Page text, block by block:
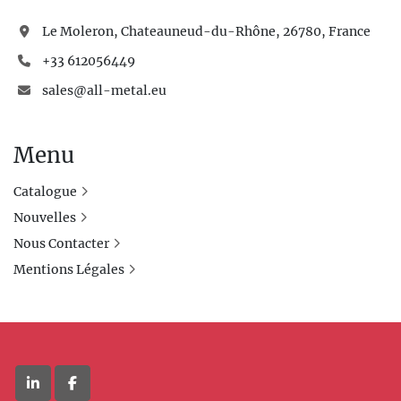
linkedinfacebook
Le Moleron, Chateauneud-du-Rhône, 26780, France
+33 612056449
sales@all-metal.eu
Menu
Catalogue
Nouvelles
Nous Contacter
Mentions Légales